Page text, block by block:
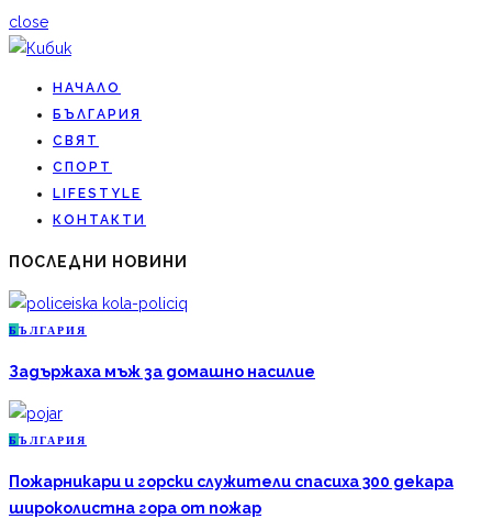
close
НАЧАЛО
БЪЛГАРИЯ
СВЯТ
СПОРТ
LIFESTYLE
КОНТАКТИ
ПОСЛЕДНИ НОВИНИ
Б ЪЛГАРИЯ
Задържаха мъж за домашно насилие
Б ЪЛГАРИЯ
Пожарникари и горски служители спасиха 300 декара
широколистна гора от пожар